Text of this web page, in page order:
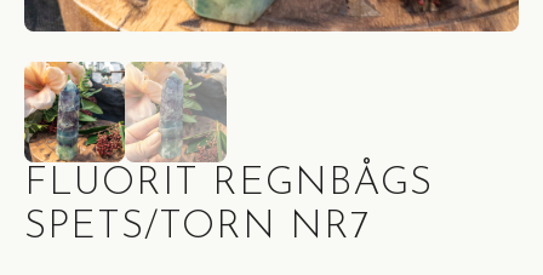
FLUORIT REGNBÅGS
SPETS/TORN NR7